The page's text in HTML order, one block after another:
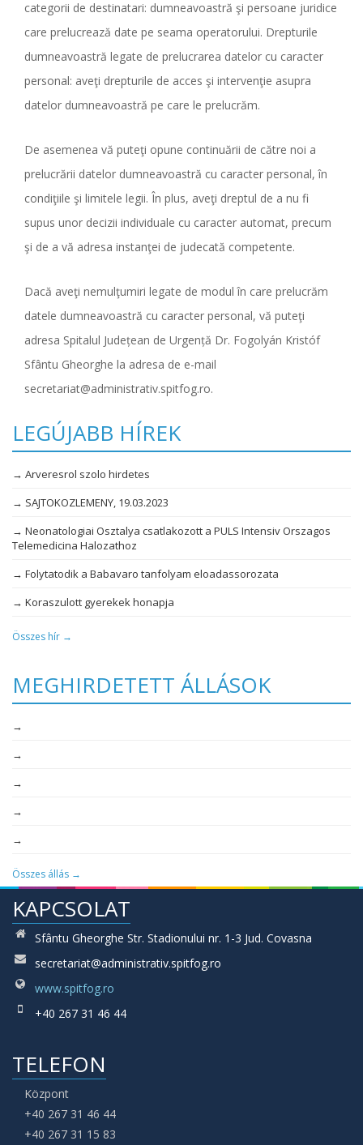
categorii de destinatari: dumneavoastră şi persoane juridice
care prelucrează date pe seama operatorului. Drepturile
dumneavoastră legate de prelucrarea datelor cu caracter
personal: aveţi drepturile de acces şi intervenţie asupra
datelor dumneavoastră pe care le prelucrăm.
De asemenea vă puteţi opune continuării de către noi a
prelucrării datelor dumneavoastră cu caracter personal, în
condiţiile şi limitele legii. În plus, aveţi dreptul de a nu fi
supus unor decizii individuale cu caracter automat, precum
şi de a vă adresa instanţei de judecată competente.
Dacă aveţi nemulţumiri legate de modul în care prelucrăm
datele dumneavoastră cu caracter personal, vă puteţi
adresa Spitalul Județean de Urgență Dr. Fogolyán Kristóf
Sfântu Gheorghe la adresa de e-mail
secretariat@administrativ.spitfog.ro.
LEGÚJABB HÍREK
→ Arveresrol szolo hirdetes
→ SAJTOKOZLEMENY, 19.03.2023
→ Neonatologiai Osztalya csatlakozott a PULS Intensiv Orszagos
Telemedicina Halozathoz
→ Folytatodik a Babavaro tanfolyam eloadassorozata
→ Koraszulott gyerekek honapja
Összes hír →
MEGHIRDETETT ÁLLÁSOK
→
→
→
→
→
Összes állás →
KAPCSOLAT
Sfântu Gheorghe Str. Stadionului nr. 1-3 Jud. Covasna
secretariat@administrativ.spitfog.ro
www.spitfog.ro
+40 267 31 46 44
TELEFON
Központ
+40 267 31 46 44
+40 267 31 15 83